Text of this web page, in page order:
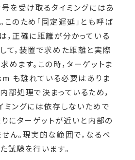
号を受け取るタイミングにはあ
このため「固定遅延」とも呼ば
，正確に距離が分かっている
て，装置で求めた距離と実際
めます。この時，ターゲットま
も離れている必要はありま
部処理で決まっているため，
ミングには依存しないためで
りにターゲットが近いと内部の
ん。現実的な範囲で，なるべ
試験を行います。